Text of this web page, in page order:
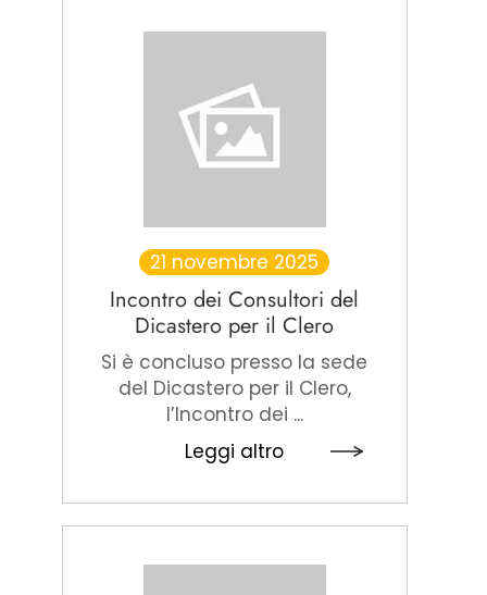
21 novembre 2025
Incontro dei Consultori del
Dicastero per il Clero
Si è concluso presso la sede
del Dicastero per il Clero,
l’Incontro dei ...
Leggi altro